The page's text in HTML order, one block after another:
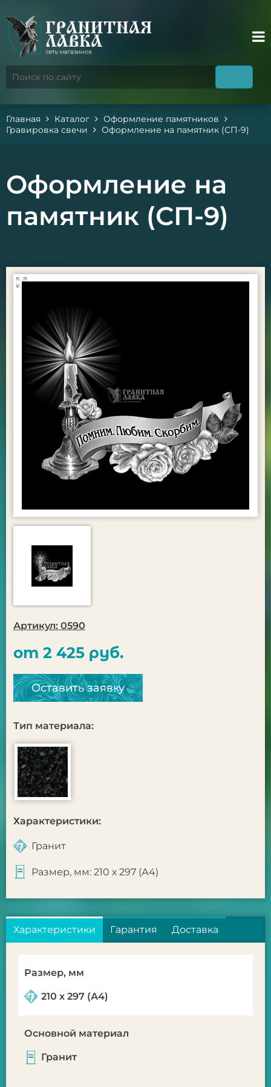
Главная Каталог
Оформление памятников
Гравировка свечи
Оформление на памятник (СП-9)
Оформление на
памятник (СП-9)
Артикул: 0590
от 2 425 руб.
Оставить заявку
Тип материала:
Характеристики:
Гранит
Размер, мм: 210 х 297 (А4)
Характеристики Гарантия Доставка
Размер, мм
210 х 297 (А4)
Основной материал
Гранит